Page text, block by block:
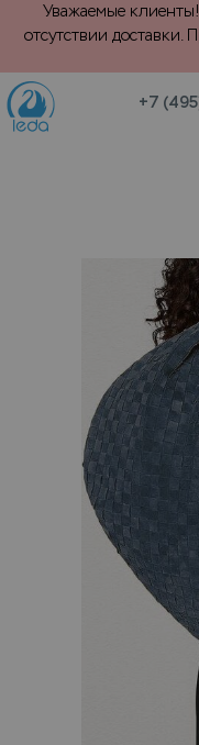
Уважаемые
отсутствии доставки.
+7
VIP крашение сумки,